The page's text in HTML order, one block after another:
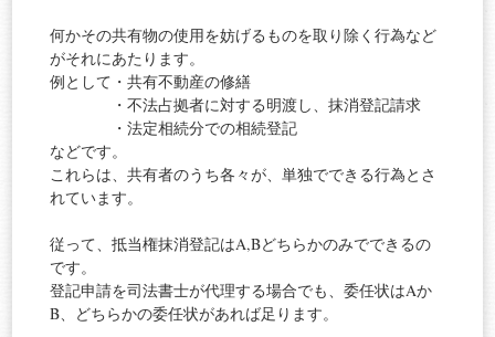
何かその共有物の使用を妨げるものを取り除く行為など
がそれにあたります。
例として・共有不動産の修繕
・不法占拠者に対する明渡し、抹消登記請求
・法定相続分での相続登記
などです。
これらは、共有者のうち各々が、単独でできる行為とさ
れています。
従って、抵当権抹消登記はA,Bどちらかのみでできるの
です。
登記申請を司法書士が代理する場合でも、委任状はAか
B、どちらかの委任状があれば足ります。